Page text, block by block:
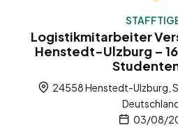
Logistikmitarbeiter
Henstedt-Ulzburg –
24558 Henstedt-Ulzburg,
03/08/